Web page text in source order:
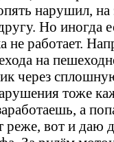
нарушил, на
Но иногда
не работает.
на
через
тоже
а
реже, вот и даю